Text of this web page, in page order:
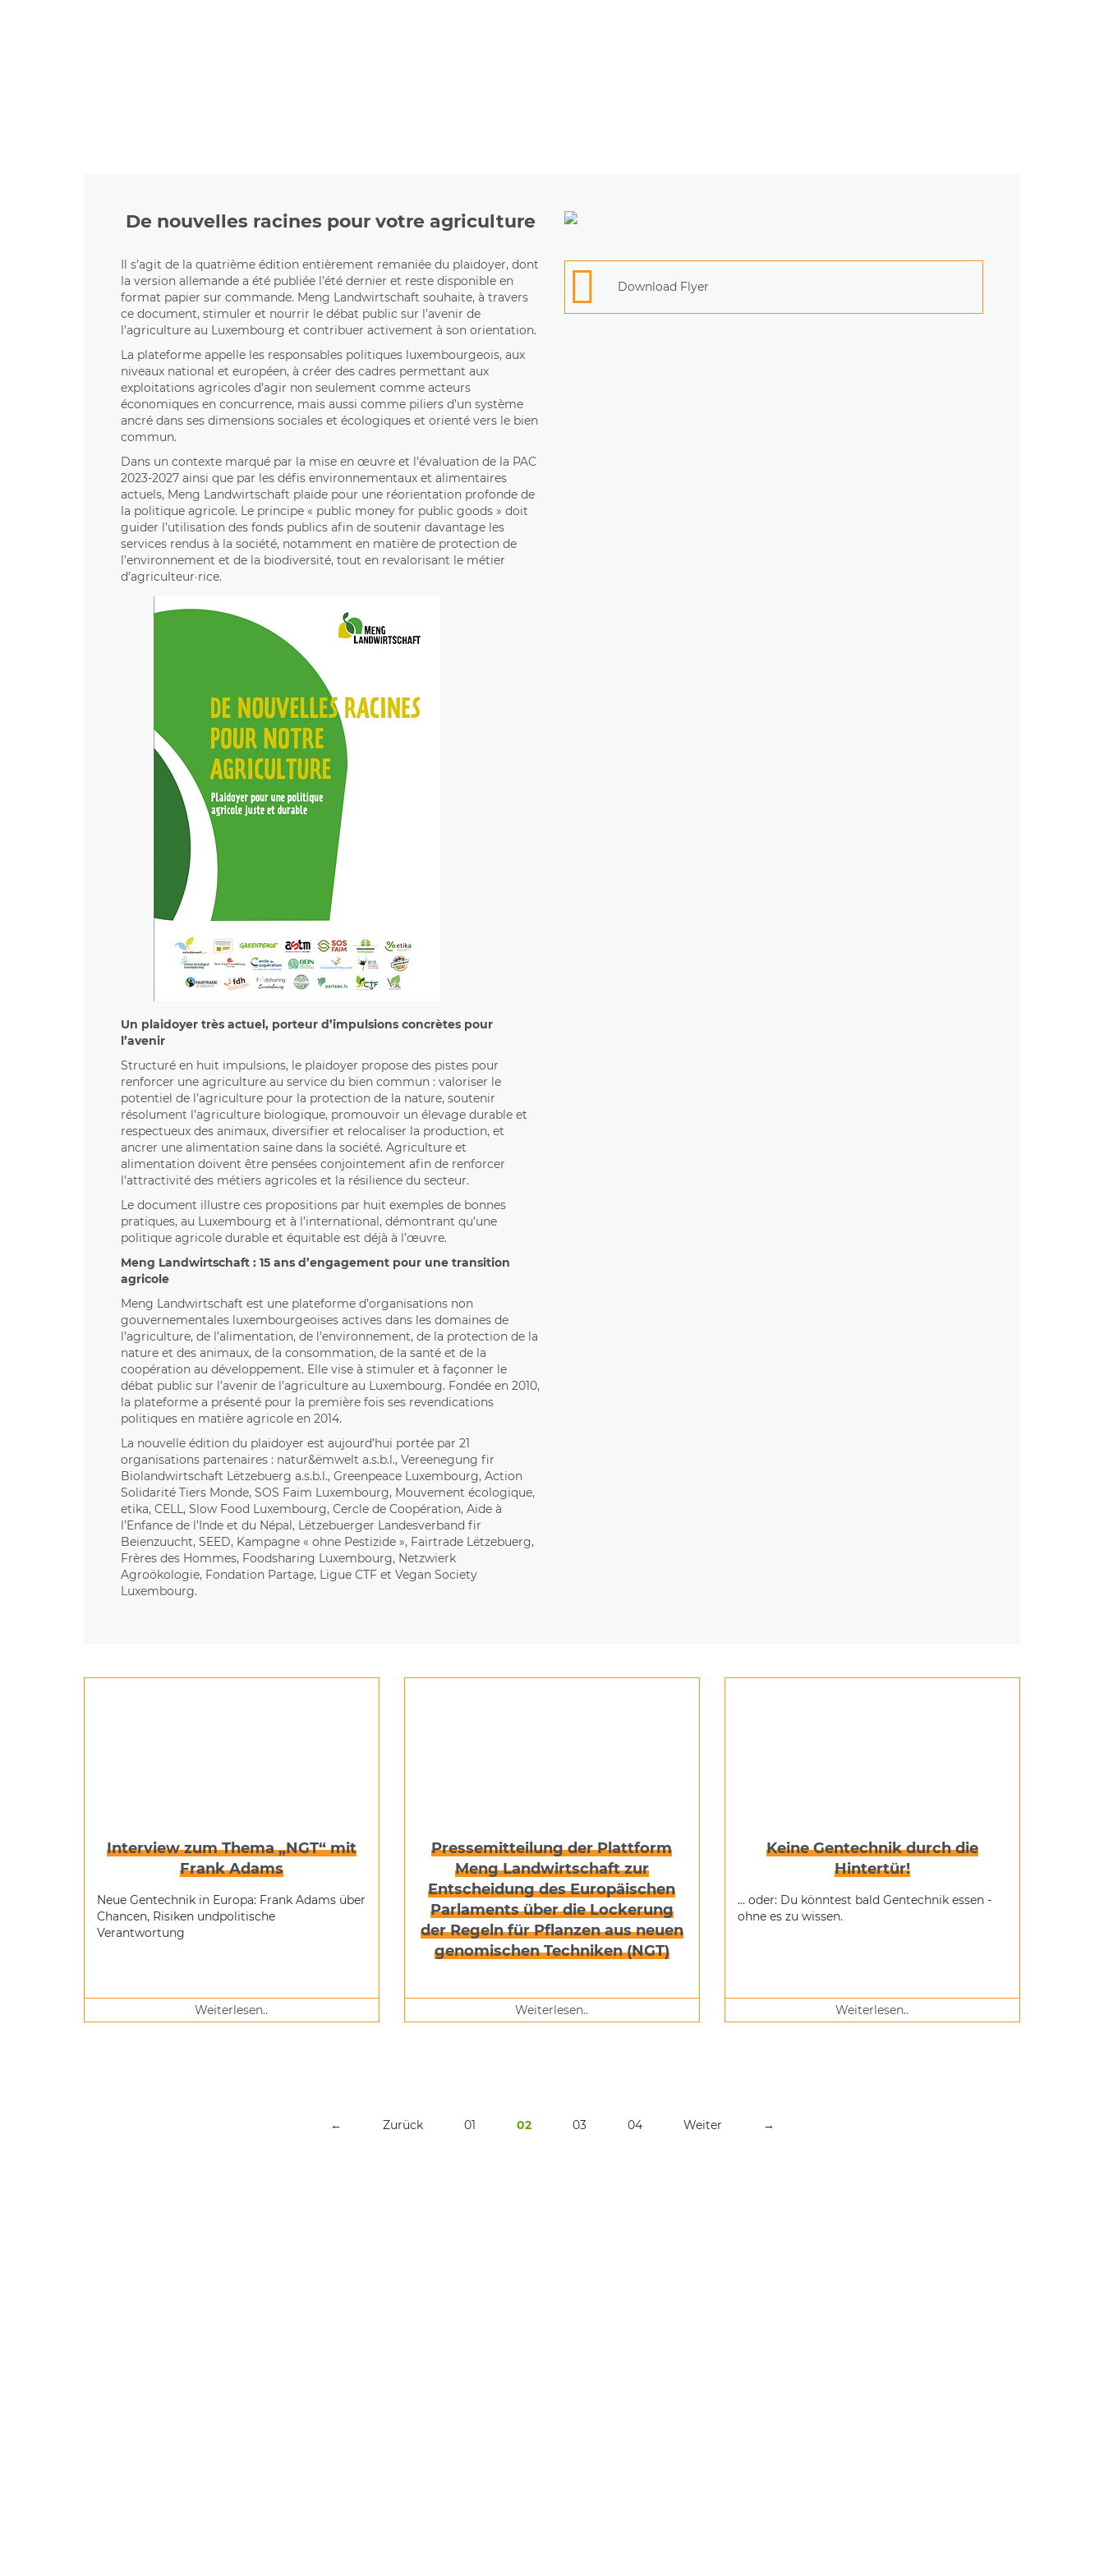
De nouvelles racines pour votre agriculture
Il s’agit de la quatrième édition entièrement remaniée du plaidoyer, dont
la version allemande a été publiée l’été dernier et reste disponible en
format papier sur commande. Meng Landwirtschaft souhaite, à travers
ce document, stimuler et nourrir le débat public sur l’avenir de
l’agriculture au Luxembourg et contribuer activement à son orientation.
La plateforme appelle les responsables politiques luxembourgeois, aux
niveaux national et européen, à créer des cadres permettant aux
exploitations agricoles d’agir non seulement comme acteurs
économiques en concurrence, mais aussi comme piliers d’un système
ancré dans ses dimensions sociales et écologiques et orienté vers le bien
commun.
Dans un contexte marqué par la mise en œuvre et l’évaluation de la PAC
2023-2027 ainsi que par les défis environnementaux et alimentaires
actuels, Meng Landwirtschaft plaide pour une réorientation profonde de
la politique agricole. Le principe « public money for public goods » doit
guider l’utilisation des fonds publics afin de soutenir davantage les
services rendus à la société, notamment en matière de protection de
l’environnement et de la biodiversité, tout en revalorisant le métier
d’agriculteur·rice.
Un plaidoyer très actuel, porteur d’impulsions concrètes pour
l’avenir
Structuré en huit impulsions, le plaidoyer propose des pistes pour
renforcer une agriculture au service du bien commun : valoriser le
potentiel de l’agriculture pour la protection de la nature, soutenir
résolument l’agriculture biologique, promouvoir un élevage durable et
respectueux des animaux, diversifier et relocaliser la production, et
ancrer une alimentation saine dans la société. Agriculture et
alimentation doivent être pensées conjointement afin de renforcer
l’attractivité des métiers agricoles et la résilience du secteur.
Le document illustre ces propositions par huit exemples de bonnes
pratiques, au Luxembourg et à l’international, démontrant qu’une
politique agricole durable et équitable est déjà à l’œuvre.
Meng Landwirtschaft : 15 ans d’engagement pour une transition
agricole
Meng Landwirtschaft est une plateforme d’organisations non
gouvernementales luxembourgeoises actives dans les domaines de
l’agriculture, de l’alimentation, de l’environnement, de la protection de la
nature et des animaux, de la consommation, de la santé et de la
coopération au développement. Elle vise à stimuler et à façonner le
débat public sur l’avenir de l’agriculture au Luxembourg. Fondée en 2010,
la plateforme a présenté pour la première fois ses revendications
politiques en matière agricole en 2014.
La nouvelle édition du plaidoyer est aujourd’hui portée par 21
organisations partenaires : natur&ëmwelt a.s.b.l., Vereenegung fir
Biolandwirtschaft Lëtzebuerg a.s.b.l., Greenpeace Luxembourg, Action
Solidarité Tiers Monde, SOS Faim Luxembourg, Mouvement écologique,
etika, CELL, Slow Food Luxembourg, Cercle de Coopération, Aide à
l’Enfance de l’Inde et du Népal, Lëtzebuerger Landesverband fir
Beienzuucht, SEED, Kampagne « ohne Pestizide », Fairtrade Lëtzebuerg,
Frères des Hommes, Foodsharing Luxembourg, Netzwierk
Agroökologie, Fondation Partage, Ligue CTF et Vegan Society
Luxembourg.
Download Flyer
Interview zum Thema „NGT“ mit
Frank Adams
Neue Gentechnik in Europa: Frank Adams über
Chancen, Risiken undpolitische
Verantwortung
Weiterlesen..
Pressemitteilung der Plattform
Meng Landwirtschaft zur
Entscheidung des Europäischen
Parlaments über die Lockerung
der Regeln für Pflanzen aus neuen
genomischen Techniken (NGT)
Weiterlesen..
Keine Gentechnik durch die
Hintertür!
... oder: Du könntest bald Gentechnik essen -
ohne es zu wissen.
Weiterlesen..
← Zurück 01 02 03 04 Weiter →